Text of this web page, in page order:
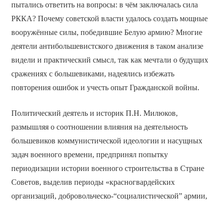
пытались ответить на вопросы: в чём заключалась сила
РККА? Почему советской власти удалось создать мощные
вооружённые силы, победившие Белую армию? Многие
деятели антибольшевистского движения в таком анализе
видели и практический смысл, так как мечтали о будущих
сражениях с большевиками, надеялись избежать
повторения ошибок и учесть опыт Гражданской войны.
Политический деятель и историк П.Н. Милюков,
размышляя о соотношении влияния на деятельность
большевиков коммунистической идеологии и насущных
задач военного времени, предпринял попытку
периодизации истории военного строительства в Стране
Советов, выделив периоды «красногвардейских
организаций, добровольческо-“социалистической” армии,